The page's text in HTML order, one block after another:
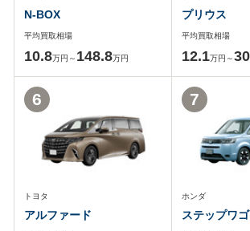
N-BOX
平均買取相場
10.8万円～ 148.8万円
プリウス
平均買取相場
12.1万円～
トヨタ
アルファード
6
ホンダ
ステップワ
7